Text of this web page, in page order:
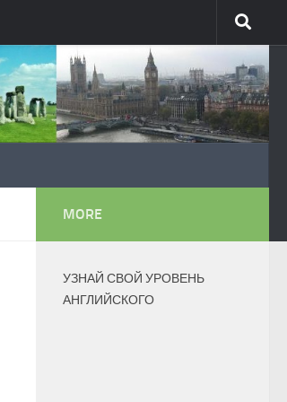
MORE
УЗНАЙ СВОЙ УРОВЕНЬ
АНГЛИЙСКОГО